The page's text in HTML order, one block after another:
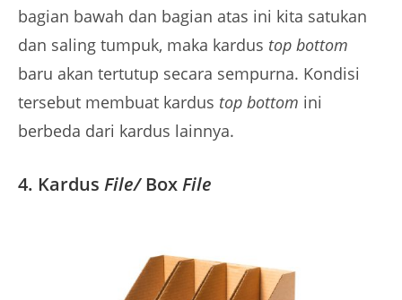
bagian bawah dan bagian atas ini kita satukan
dan saling tumpuk, maka kardus top bottom
baru akan tertutup secara sempurna. Kondisi
tersebut membuat kardus top bottom ini
berbeda dari kardus lainnya.
4. Kardus File/ BoxFile